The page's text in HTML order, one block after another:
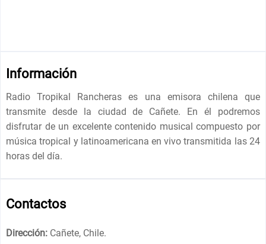
Información
Radio Tropikal Rancheras es una emisora ​​chilena que
transmite desde la ciudad de Cañete. En él podremos
disfrutar de un excelente contenido musical compuesto por
música tropical y latinoamericana en vivo transmitida las 24
horas del día.
Contactos
Dirección: Cañete, Chile.